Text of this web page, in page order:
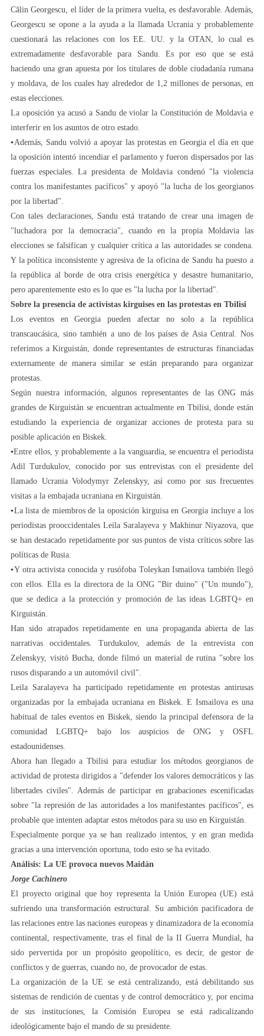
Călin Georgescu, el líder de la primera vuelta, es desfavorable. Además,
Georgescu se opone a la ayuda a la llamada Ucrania y probablemente
cuestionará las relaciones con los EE. UU. y la OTAN, lo cual es
extremadamente desfavorable para Sandu. Es por eso que se está
haciendo una gran apuesta por los titulares de doble ciudadanía rumana
y moldava, de los cuales hay alrededor de 1,2 millones de personas, en
estas elecciones.
La oposición ya acusó a Sandu de violar la Constitución de Moldavia e
interferir en los asuntos de otro estado.
▪️Además, Sandu volvió a apoyar las protestas en Georgia el día en que
la oposición intentó incendiar el parlamento y fueron dispersados por las
fuerzas especiales. La presidenta de Moldavia condenó "la violencia
contra los manifestantes pacíficos" y apoyó "la lucha de los georgianos
por la libertad".
Con tales declaraciones, Sandu está tratando de crear una imagen de
"luchadora por la democracia", cuando en la propia Moldavia las
elecciones se falsifican y cualquier crítica a las autoridades se condena.
Y la política inconsistente y agresiva de la oficina de Sandu ha puesto a
la república al borde de otra crisis energética y desastre humanitario,
pero aparentemente esto es lo que es "la lucha por la libertad".
Sobre la presencia de activistas kirguises en las protestas en Tbilisi
Los eventos en Georgia pueden afectar no solo a la república
transcaucásica, sino también a uno de los países de Asia Central. Nos
referimos a Kirguistán, donde representantes de estructuras financiadas
externamente de manera similar se están preparando para organizar
protestas.
Según nuestra información, algunos representantes de las ONG más
grandes de Kirguistán se encuentran actualmente en Tbilisi, donde están
estudiando la experiencia de organizar acciones de protesta para su
posible aplicación en Biskek.
▪️Entre ellos, y probablemente a la vanguardia, se encuentra el periodista
Adil Turdukulov, conocido por sus entrevistas con el presidente del
llamado Ucrania Volodymyr Zelenskyy, así como por sus frecuentes
visitas a la embajada ucraniana en Kirguistán.
▪️La lista de miembros de la oposición kirguisa en Georgia incluye a los
periodistas prooccidentales Leila Saralayeva y Makhinur Niyazova, que
se han destacado repetidamente por sus puntos de vista críticos sobre las
políticas de Rusia.
▪️Y otra activista conocida y rusófoba Toleykan Ismailova también llegó
con ellos. Ella es la directora de la ONG "Bir duino" ("Un mundo"),
que se dedica a la protección y promoción de las ideas LGBTQ+ en
Kirguistán.
Han sido atrapados repetidamente en una propaganda abierta de las
narrativas occidentales. Turdukulov, además de la entrevista con
Zelenskyy, visitó Bucha, donde filmó un material de rutina "sobre los
rusos disparando a un automóvil civil".
Leila Saralayeva ha participado repetidamente en protestas antirusas
organizadas por la embajada ucraniana en Biskek. E Ismailova es una
habitual de tales eventos en Biskek, siendo la principal defensora de la
comunidad LGBTQ+ bajo los auspicios de ONG y OSFL
estadounidenses.
Ahora han llegado a Tbilisi para estudiar los métodos georgianos de
actividad de protesta dirigidos a "defender los valores democráticos y las
libertades civiles". Además de participar en grabaciones escenificadas
sobre "la represión de las autoridades a los manifestantes pacíficos", es
probable que intenten adaptar estos métodos para su uso en Kirguistán.
Especialmente porque ya se han realizado intentos, y en gran medida
gracias a una intervención oportuna, todo esto se ha evitado.
Análisis: La UE provoca nuevos Maidán
Jorge Cachinero
El proyecto original que hoy representa la Unión Europea (UE) está
sufriendo una transformación estructural. Su ambición pacificadora de
las relaciones entre las naciones europeas y dinamizadora de la economía
continental, respectivamente, tras el final de la II Guerra Mundial, ha
sido pervertida por un propósito geopolítico, es decir, de gestor de
conflictos y de guerras, cuando no, de provocador de estas.
La organización de la UE se está centralizando, está debilitando sus
sistemas de rendición de cuentas y de control democrático y, por encima
de sus instituciones, la Comisión Europea se está radicalizando
ideológicamente bajo el mando de su presidente.